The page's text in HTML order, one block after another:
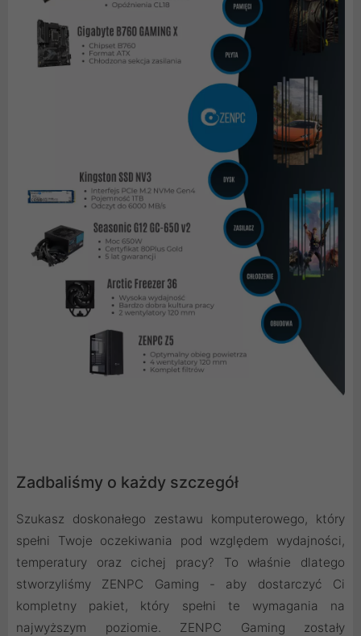
Zadbaliśmy o każdy szczegół
Szukasz doskonałego zestawu komputerowego, który
spełni Twoje oczekiwania pod względem wydajności,
temperatury oraz cichej pracy? To właśnie dlatego
stworzyliśmy ZENPC Gaming - aby dostarczyć Ci
kompletny pakiet, który spełni te wymagania na
najwyższym poziomie. ZENPC Gaming zostały